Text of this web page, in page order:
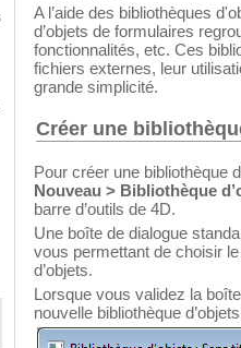
A l’aide des bibliothèques
d’objets de formulaires
fonctionnalités, etc. Ces
fichiers externes, leur
grande simplicité.
Créer une
Pour créer une bibliothèque
Nouveau > Bibliothèque
barre d’outils de 4D.
Une boîte de dialogue
vous permettant de choisir
d’objets.
Lorsque vous validez la
nouvelle bibliothèque